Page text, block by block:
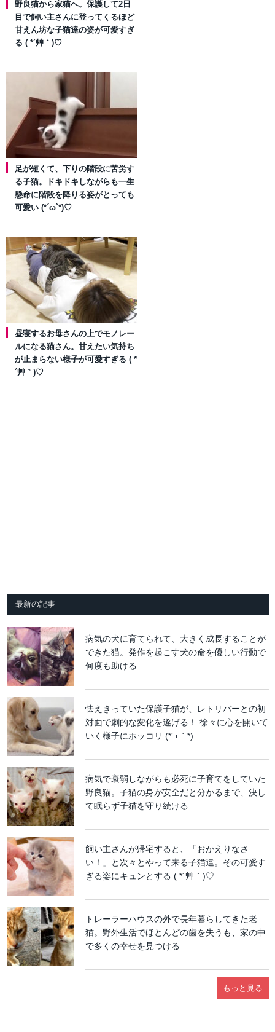
野良猫から家猫へ。保護して2日
目で飼い主さんに登ってくるほど
甘えん坊な子猫達の姿が可愛すぎ
る ( *´艸｀)♡
足が短くて、下りの階段に苦労す
る子猫。ドキドキしながらも一生
懸命に階段を降りる姿がとっても
可愛い (*´ω`*)♡
昼寝するお母さんの上でモノレー
ルになる猫さん。甘えたい気持ち
が止まらない様子が可愛すぎる ( *
´艸｀)♡
最新の記事
病気の犬に育てられて、大きく成長することが
できた猫。発作を起こす犬の命を優しい行動で
何度も助ける
怯えきっていた保護子猫が、レトリバーとの初
対面で劇的な変化を遂げる！ 徐々に心を開いて
いく様子にホッコリ (*´ｪ｀*)
病気で衰弱しながらも必死に子育てをしていた
野良猫。子猫の身が安全だと分かるまで、決し
て眠らず子猫を守り続ける
飼い主さんが帰宅すると、「おかえりなさ
い！」と次々とやって来る子猫達。その可愛す
ぎる姿にキュンとする ( *´艸｀)♡
トレーラーハウスの外で長年暮らしてきた老
猫。野外生活でほとんどの歯を失うも、家の中
で多くの幸せを見つける
もっと見る